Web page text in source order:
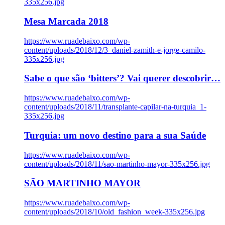
335x256.jpg
Mesa Marcada 2018
https://www.ruadebaixo.com/wp-
content/uploads/2018/12/3_daniel-zamith-e-jorge-camilo-
335x256.jpg
Sabe o que são ‘bitters’? Vai querer descobrir…
https://www.ruadebaixo.com/wp-
content/uploads/2018/11/transplante-capilar-na-turquia_1-
335x256.jpg
Turquia: um novo destino para a sua Saúde
https://www.ruadebaixo.com/wp-
content/uploads/2018/11/sao-martinho-mayor-335x256.jpg
SÃO MARTINHO MAYOR
https://www.ruadebaixo.com/wp-
content/uploads/2018/10/old_fashion_week-335x256.jpg